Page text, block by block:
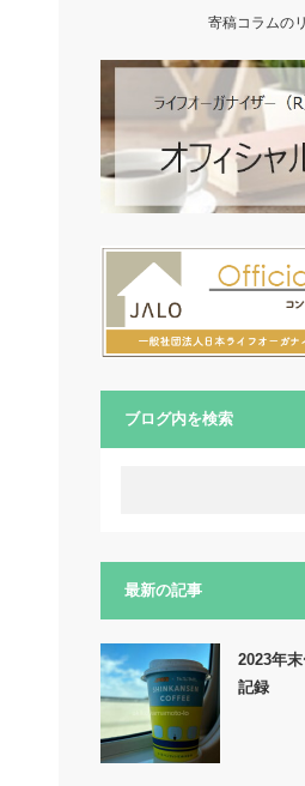
寄稿コラムの
ブログ内を検索
最新の記事
2023年
記録